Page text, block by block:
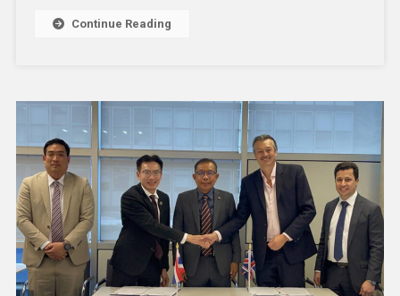
Continue Reading